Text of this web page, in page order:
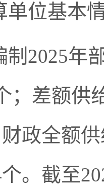
单位基本
制2025年
；差额供
政全额
。截至